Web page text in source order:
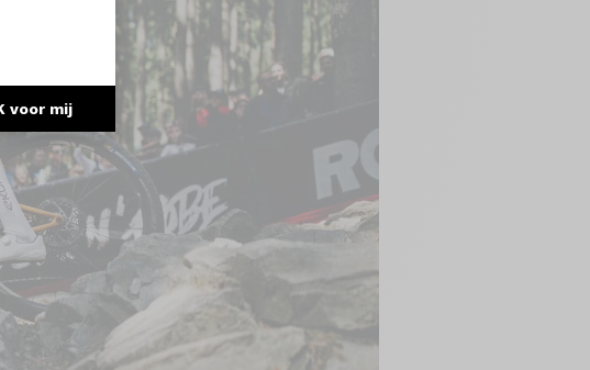
voor mij